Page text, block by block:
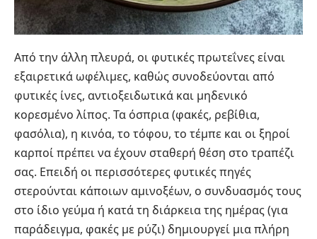
Από την άλλη πλευρά, οι φυτικές πρωτεΐνες είναι
εξαιρετικά ωφέλιμες, καθώς συνοδεύονται από
φυτικές ίνες, αντιοξειδωτικά και μηδενικό
κορεσμένο λίπος. Τα όσπρια (φακές, ρεβίθια,
φασόλια), η κινόα, το τόφου, το τέμπε και οι ξηροί
καρποί πρέπει να έχουν σταθερή θέση στο τραπέζι
σας. Επειδή οι περισσότερες φυτικές πηγές
στερούνται κάποιων αμινοξέων, ο συνδυασμός τους
στο ίδιο γεύμα ή κατά τη διάρκεια της ημέρας (για
παράδειγμα, φακές με ρύζι) δημιουργεί μια πλήρη